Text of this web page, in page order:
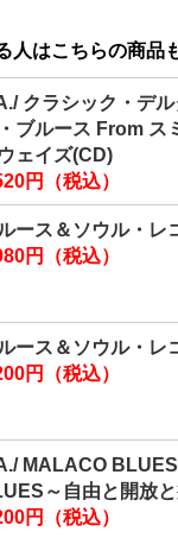
人はこちらの商品
クラシック・デ
ブルース From ス
ェイズ(CD)
円（税込）
ース＆ソウル・レ
円（税込）
ース＆ソウル・レ
円（税込）
MALACO
～自由と開放
円（税込）